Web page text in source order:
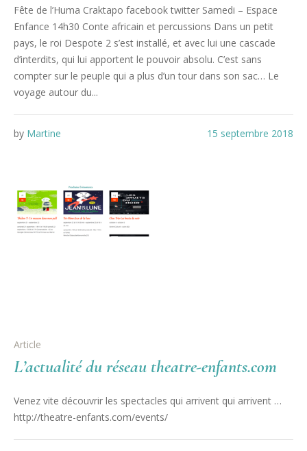
Fête de l’Huma Craktapo facebook twitter Samedi – Espace
Enfance 14h30 Conte africain et percussions Dans un petit
pays, le roi Despote 2 s’est installé, et avec lui une cascade
d’interdits, qui lui apportent le pouvoir absolu. C’est sans
compter sur le peuple qui a plus d’un tour dans son sac… Le
voyage autour du...
15 septembre 2018
by Martine
Article
L’actualité du réseau theatre-enfants.com
Venez vite découvrir les spectacles qui arrivent qui arrivent …
http://theatre-enfants.com/events/